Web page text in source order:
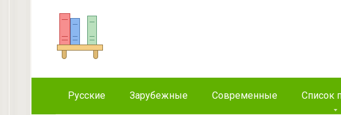
Русские Зарубежные Современные Список